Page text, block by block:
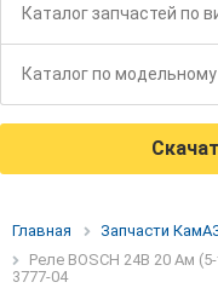
Каталог запчастей по
Каталог по
Главная Запчасти
Реле BOSCH 24В 20 Ам
3777-04